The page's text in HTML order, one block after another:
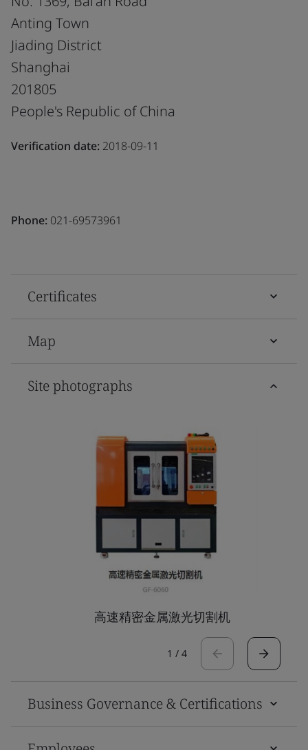
Anting Town
Jiading District
Shanghai
201805
People's Republic of China
Verification date: 2018-09-11
Phone: 021-69573961
Certificates
Map
Site photographs
高速精密金属激光切割机
1 / 4
Business Governance & Certifications